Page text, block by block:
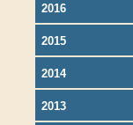
2016
2015
2014
2013